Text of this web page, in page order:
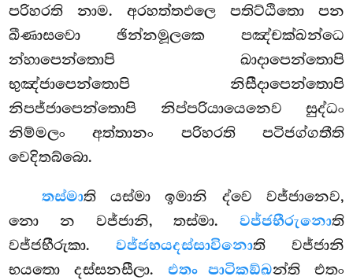
පරිහරති නාම. අරහත්තඵලෙ පතිට්ඨිතො පන
ඛීණාසවො ඡින්නමූලකෙ පඤ්චක්ඛන්ධෙ
න්හාපෙන්තොපි ඛාදාපෙන්තොපි
භුඤ්ජාපෙන්තොපි නිසීදාපෙන්තොපි
නිපජ්ජාපෙන්තොපි නිප්පරියායෙනෙව සුද්ධං
නිම්මලං අත්තානං පරිහරති පටිජග්ගතීති
වෙදිතබ්බො.
තස්මාති යස්මා ඉමානි ද්වෙ වජ්ජානෙව,
නො න වජ්ජානි, තස්මා. වජ්ජභීරුනොති
වජ්ජභීරුකා. වජ්ජභයදස්සාවිනොති වජ්ජානි
භයතො දස්සනසීලා. එතං පාටිකඞ්ඛන්ති එතං